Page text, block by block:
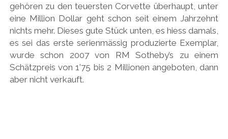
gehören zu den teuersten Corvette überhaupt, unter
eine Million Dollar geht schon seit einem Jahrzehnt
nichts mehr. Dieses gute Stück unten, es hiess damals,
es sei das erste serienmässig produzierte Exemplar,
wurde schon 2007 von RM Sotheby’s zu einem
Schätzpreis von 1’75 bis 2 Millionen angeboten, dann
aber nicht verkauft.